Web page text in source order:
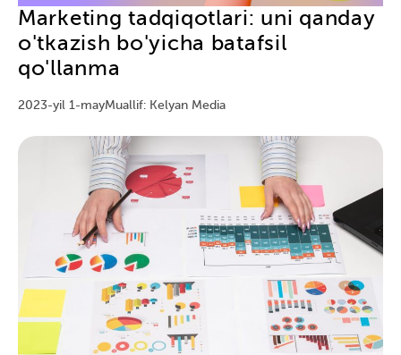
Marketing tadqiqotlari: uni qanday
o'tkazish bo'yicha batafsil
qo'llanma
2023-yil 1-mayMuallif: Kelyan Media